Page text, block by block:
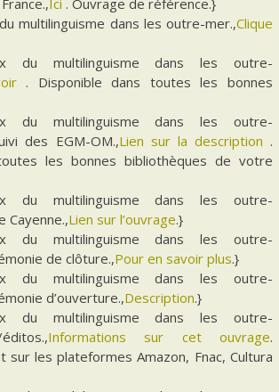
Ici . Ouvrage de référence.}
multilinguisme dans les outre-mer.,Clique
du multilinguisme dans les outre-
. Disponible dans toutes les bonnes
du multilinguisme dans les outre-
des EGM-OM.,Lien sur la description .
les bonnes bibliothèques de votre
du multilinguisme dans les outre-
Cayenne.,Lien sur l’ouvrage.}
du multilinguisme dans les outre-
de clôture.,Pour en savoir plus.}
du multilinguisme dans les outre-
d’ouverture.,Description.}
du multilinguisme dans les outre-
Informations sur cet ouvrage.
sur les plateformes Amazon, Fnac, Cultura